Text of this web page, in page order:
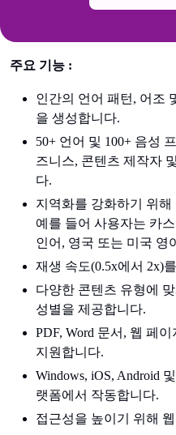
주요 기능 :
인간의 언어 패턴, 어조
을 생성합니다.
50+ 언어 및 100+ 음성
즈니스, 콘텐츠 제작자
다.
지역화를 강화하기 위
예를 들어 사용자는 카
인어, 영국 또는 미국 영
재생 속도(0.5x에서 2x)
다양한 콘텐츠 유형에
성별을 제공합니다.
PDF, Word 문서, 웹 페
지원합니다.
Windows, iOS, Android
랫폼에서 작동합니다.
접근성을 높이기 위해